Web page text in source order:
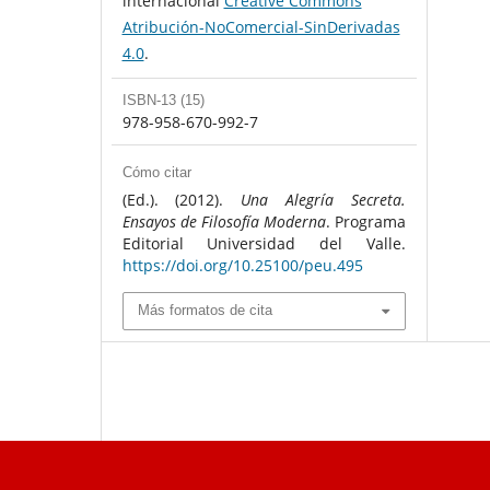
Atribución-NoComercial-SinDerivadas
4.0.
ISBN-13 (15)
978-958-670-992-7
Cómo citar
(Ed.). (2012). Una Alegría Secreta.
Ensayos de Filosofía Moderna. Programa
Editorial Universidad del Valle.
https://doi.org/10.25100/peu.495
Más formatos de cita